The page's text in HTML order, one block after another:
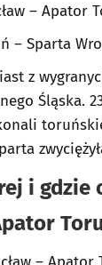
– Apator
– Sparta
z
Śląska.
i gdzie